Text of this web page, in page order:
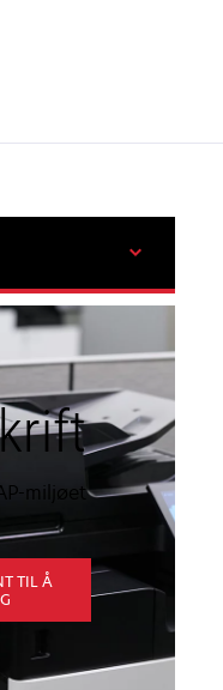
miljøet
TIL Å